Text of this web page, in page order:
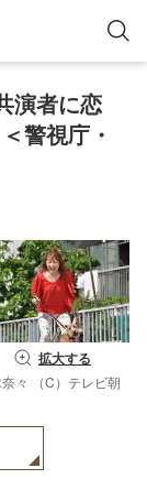
演者に恋
警視庁・
拡大する
々 （C）テレビ朝